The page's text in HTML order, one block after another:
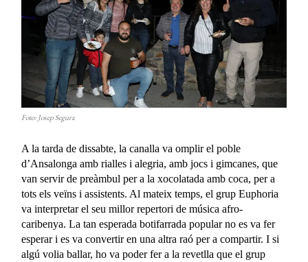
Foto: Josep Segura
A la tarda de dissabte, la canalla va omplir el poble
d’Ansalonga amb rialles i alegria, amb jocs i gimcanes, que
van servir de preàmbul per a la xocolatada amb coca, per a
tots els veïns i assistents. Al mateix temps, el grup Euphoria
va interpretar el seu millor repertori de música afro-
caribenya. La tan esperada botifarrada popular no es va fer
esperar i es va convertir en una altra raó per a compartir. I si
algú volia ballar, ho va poder fer a la revetlla que el grup